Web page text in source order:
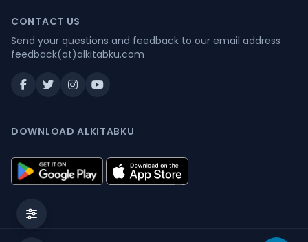
CONTACT US
Send your questions and feedback to our email address
feedback(at)alkitabku.com
DOWNLOAD ALKITABKU